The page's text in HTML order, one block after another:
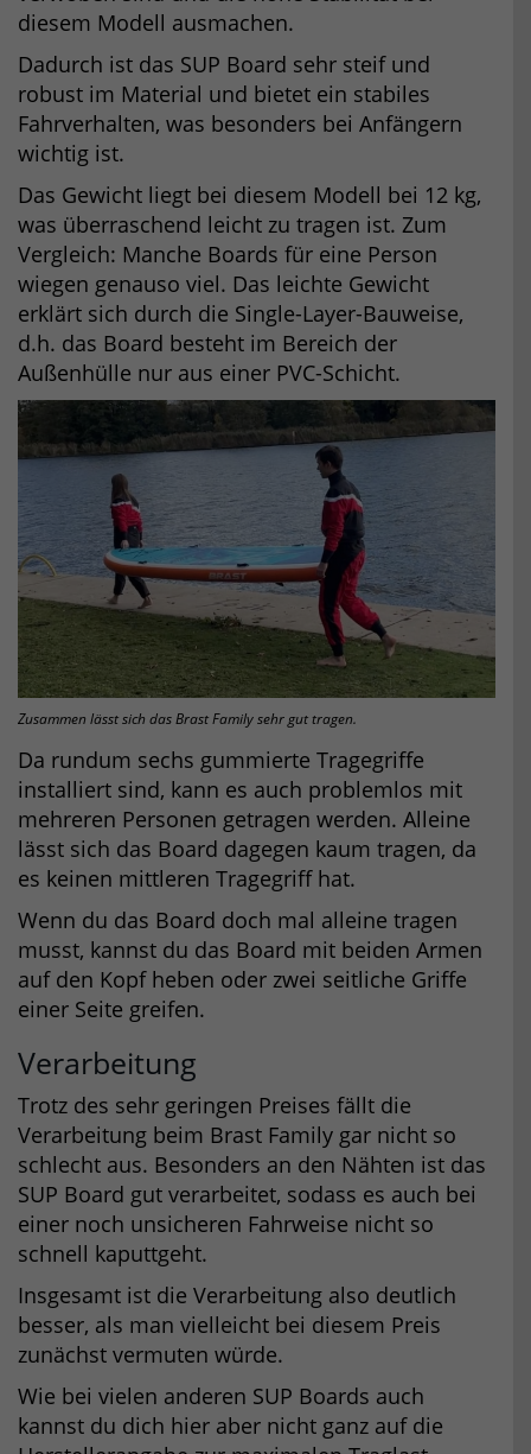
diesem Modell ausmachen.
Dadurch ist das SUP Board sehr steif und
robust im Material und bietet ein stabiles
Fahrverhalten, was besonders bei Anfängern
wichtig ist.
Das Gewicht liegt bei diesem Modell bei 12 kg,
was überraschend leicht zu tragen ist. Zum
Vergleich: Manche Boards für eine Person
wiegen genauso viel. Das leichte Gewicht
erklärt sich durch die Single-Layer-Bauweise,
d.h. das Board besteht im Bereich der
Außenhülle nur aus einer PVC-Schicht.
Zusammen lässt sich das Brast Family sehr gut tragen.
Da rundum sechs gummierte Tragegriffe
installiert sind, kann es auch problemlos mit
mehreren Personen getragen werden. Alleine
lässt sich das Board dagegen kaum tragen, da
es keinen mittleren Tragegriff hat.
Wenn du das Board doch mal alleine tragen
musst, kannst du das Board mit beiden Armen
auf den Kopf heben oder zwei seitliche Griffe
einer Seite greifen.
Verarbeitung
Trotz des sehr geringen Preises fällt die
Verarbeitung beim Brast Family gar nicht so
schlecht aus. Besonders an den Nähten ist das
SUP Board gut verarbeitet, sodass es auch bei
einer noch unsicheren Fahrweise nicht so
schnell kaputtgeht.
Insgesamt ist die Verarbeitung also deutlich
besser, als man vielleicht bei diesem Preis
zunächst vermuten würde.
Wie bei vielen anderen SUP Boards auch
kannst du dich hier aber nicht ganz auf die